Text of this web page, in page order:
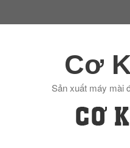
Cơ
Sản xuất máy mài